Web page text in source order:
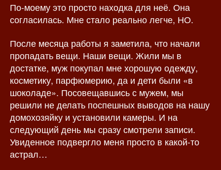
По-моему это просто находка для неё. Она
согласилась. Мне стало реально легче, НО.
После месяца работы я заметила, что начали
пропадать вещи. Наши вещи. Жили мы в
достатке, муж покупал мне хорошую одежду,
косметику, парфюмерию, да и дети были «в
шоколаде». Посовещавшись с мужем, мы
решили не делать поспешных выводов на нашу
домохозяйку и установили камеры. И на
следующий день мы сразу смотрели записи.
Увиденное подвергло меня просто в какой-то
астрал…